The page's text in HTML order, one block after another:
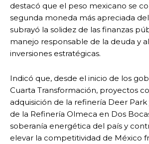
destacó que el peso mexicano se
segunda moneda más apreciada
subrayó la solidez de las finanzas
manejo responsable de la deuda y
inversiones estratégicas.
Indicó que, desde el inicio de los
Cuarta Transformación, proyectos
adquisición de la refinería Deer
de la Refinería Olmeca en Dos
soberanía energética del país y
elevar la competitividad de México